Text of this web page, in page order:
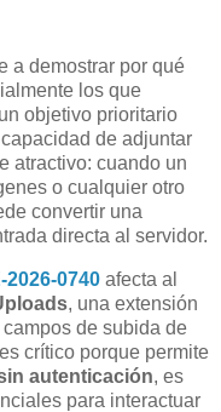
a demostrar por qué
los que
objetivo prioritario
de adjuntar
atractivo: cuando un
o cualquier otro
convertir una
directa al servidor.
2026-0740 afecta al
, una extensión
de subida de
crítico porque permite
autenticación, es
para interactuar